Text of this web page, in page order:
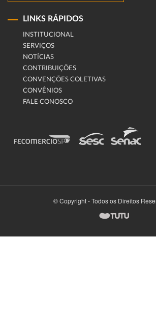
LINKS RÁPIDOS
INSTITUCIONAL
SERVIÇOS
NOTÍCIAS
CONTRIBUIÇÕES
CONVENÇÕES COLETIVAS
CONVÊNIOS
FALE CONOSCO
© Copyright - Todos os Direitos